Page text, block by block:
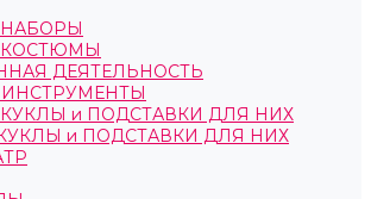
НАБОРЫ
КОСТЮМЫ
ДЕЯТЕЛЬНОСТЬ
и ПОДСТАВКИ ДЛЯ НИХ
и ПОДСТАВКИ ДЛЯ НИХ